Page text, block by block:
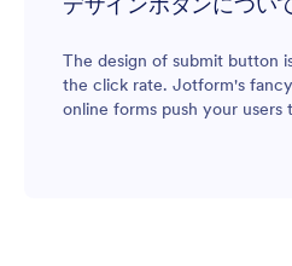
The design of submit button
the click rate. Jotform's
online forms push your users